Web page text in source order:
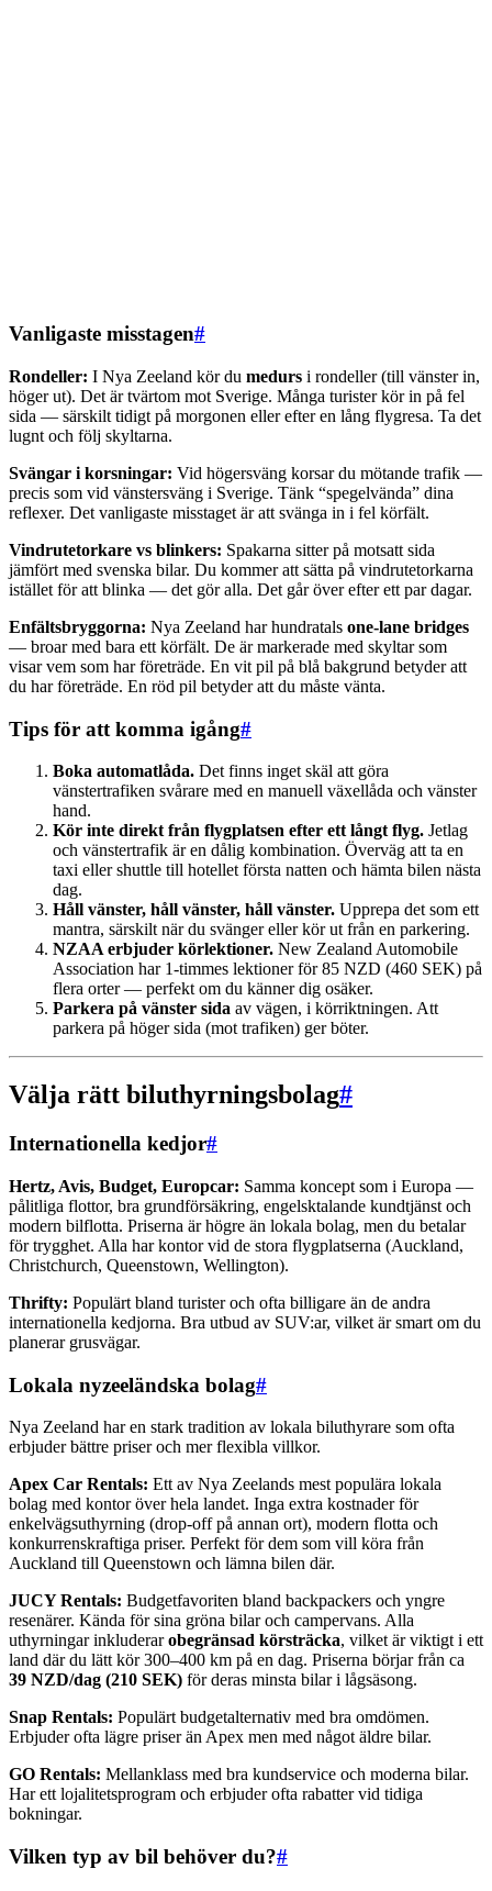
Vanligaste misstagen#
Rondeller: I Nya Zeeland kör du medurs i rondeller (till vänster in,
höger ut). Det är tvärtom mot Sverige. Många turister kör in på fel
sida — särskilt tidigt på morgonen eller efter en lång flygresa. Ta det
lugnt och följ skyltarna.
Svängar i korsningar: Vid högersväng korsar du mötande trafik —
precis som vid vänstersväng i Sverige. Tänk “spegelvända” dina
reflexer. Det vanligaste misstaget är att svänga in i fel körfält.
Vindrutetorkare vs blinkers: Spakarna sitter på motsatt sida
jämfört med svenska bilar. Du kommer att sätta på vindrutetorkarna
istället för att blinka — det gör alla. Det går över efter ett par dagar.
Enfältsbryggorna: Nya Zeeland har hundratals one-lane bridges
— broar med bara ett körfält. De är markerade med skyltar som
visar vem som har företräde. En vit pil på blå bakgrund betyder att
du har företräde. En röd pil betyder att du måste vänta.
Tips för att komma igång#
Boka automatlåda. Det finns inget skäl att göra
vänstertrafiken svårare med en manuell växellåda och vänster
hand.
Kör inte direkt från flygplatsen efter ett långt flyg. Jetlag
och vänstertrafik är en dålig kombination. Överväg att ta en
taxi eller shuttle till hotellet första natten och hämta bilen nästa
dag.
Håll vänster, håll vänster, håll vänster. Upprepa det som ett
mantra, särskilt när du svänger eller kör ut från en parkering.
NZAA erbjuder körlektioner. New Zealand Automobile
Association har 1-timmes lektioner för 85 NZD (460 SEK) på
flera orter — perfekt om du känner dig osäker.
Parkera på vänster sida av vägen, i körriktningen. Att
parkera på höger sida (mot trafiken) ger böter.
Välja rätt biluthyrningsbolag#
Internationella kedjor#
Hertz, Avis, Budget, Europcar: Samma koncept som i Europa —
pålitliga flottor, bra grundförsäkring, engelsktalande kundtjänst och
modern bilflotta. Priserna är högre än lokala bolag, men du betalar
för trygghet. Alla har kontor vid de stora flygplatserna (Auckland,
Christchurch, Queenstown, Wellington).
Thrifty: Populärt bland turister och ofta billigare än de andra
internationella kedjorna. Bra utbud av SUV:ar, vilket är smart om du
planerar grusvägar.
Lokala nyzeeländska bolag#
Nya Zeeland har en stark tradition av lokala biluthyrare som ofta
erbjuder bättre priser och mer flexibla villkor.
Apex Car Rentals: Ett av Nya Zeelands mest populära lokala
bolag med kontor över hela landet. Inga extra kostnader för
enkelvägsuthyrning (drop-off på annan ort), modern flotta och
konkurrenskraftiga priser. Perfekt för dem som vill köra från
Auckland till Queenstown och lämna bilen där.
JUCY Rentals: Budgetfavoriten bland backpackers och yngre
resenärer. Kända för sina gröna bilar och campervans. Alla
uthyrningar inkluderarobegränsad körsträcka, vilket är viktigt i ett
land där du lätt kör 300–400 km på en dag. Priserna börjar från ca
39 NZD/dag (210 SEK) för deras minsta bilar i lågsäsong.
Snap Rentals: Populärt budgetalternativ med bra omdömen.
Erbjuder ofta lägre priser än Apex men med något äldre bilar.
GO Rentals: Mellanklass med bra kundservice och moderna bilar.
Har ett lojalitetsprogram och erbjuder ofta rabatter vid tidiga
bokningar.
Vilken typ av bil behöver du?#